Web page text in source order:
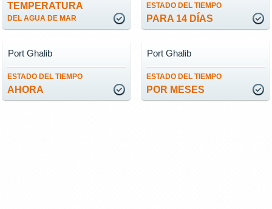
TEMPERATURA
DEL AGUA DE MAR
ESTADO DEL TIEMPO
PARA 14 DÍAS
ESTADO DEL TIEMPO
AHORA
Port Ghalib
ESTADO DEL TIEMPO
POR MESES
Port Ghalib